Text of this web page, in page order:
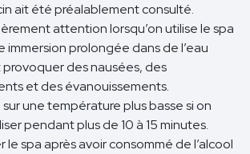
ait été préalablement consulté.
attention lorsqu’on utilise le spa
immersion prolongée dans de l’eau
des nausées, des
et des évanouissements.
une température plus basse si on
pendant plus de 10 à 15 minutes.
le spa après avoir consommé de l’alcool